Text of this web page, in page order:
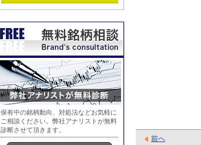
保有中の銘柄動向、対処法などお気軽に
ご相談ください。弊社アナリストが無料
診断させて頂きます。
前へ